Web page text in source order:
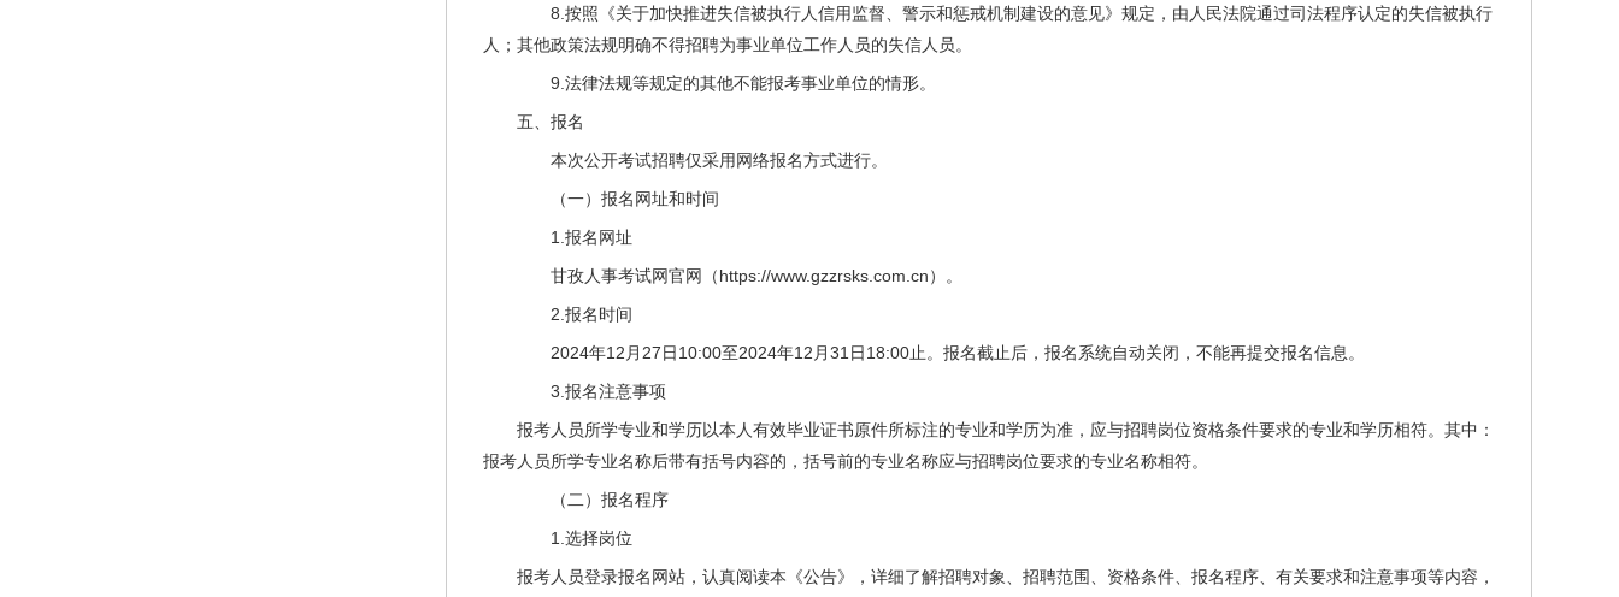
8.按照《关于加快推进失信被执行人信用监督、警示和惩戒机制建设的意见》规定，由人民法院通过司法程序认定的失信被执行
人；其他政策法规明确不得招聘为事业单位工作人员的失信人员。
9.法律法规等规定的其他不能报考事业单位的情形。
五、报名
本次公开考试招聘仅采用网络报名方式进行。
（一）报名网址和时间
1.报名网址
甘孜人事考试网官网（https://www.gzzrsks.com.cn）。
2.报名时间
2024年12月27日10:00至2024年12月31日18:00止。报名截止后，报名系统自动关闭，不能再提交报名信息。
3.报名注意事项
报考人员所学专业和学历以本人有效毕业证书原件所标注的专业和学历为准，应与招聘岗位资格条件要求的专业和学历相符。其中：
报考人员所学专业名称后带有括号内容的，括号前的专业名称应与招聘岗位要求的专业名称相符。
（二）报名程序
1.选择岗位
报考人员登录报名网站，认真阅读本《公告》，详细了解招聘对象、招聘范围、资格条件、报名程序、有关要求和注意事项等内容，